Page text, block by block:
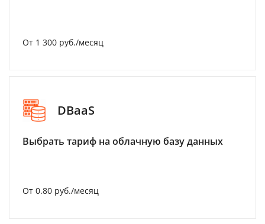
От 1 300 руб./месяц
DBaaS
Выбрать тариф на облачную базу данных
От 0.80 руб./месяц